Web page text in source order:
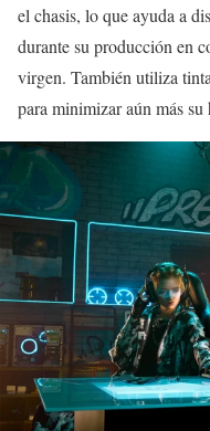
el chasis, lo que ayuda a
durante su producción en
virgen. También utiliza
para minimizar aún más